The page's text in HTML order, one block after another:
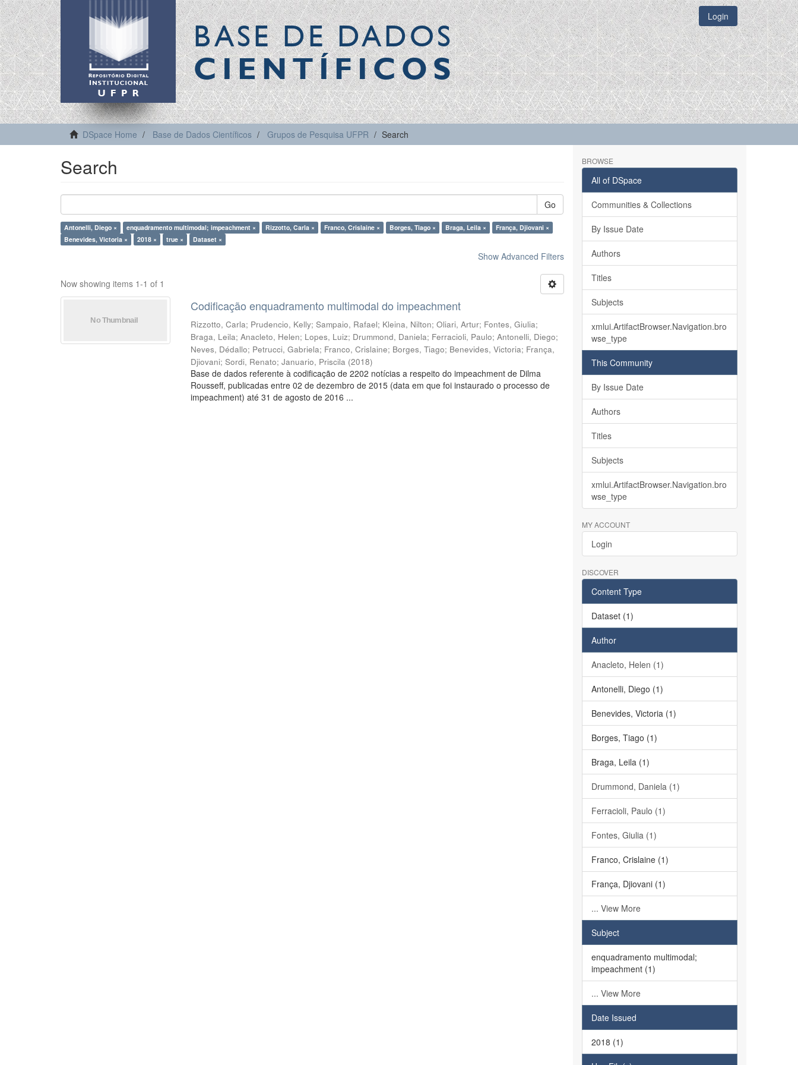
BASE DE DADOS
CIENTÍFICOS
Login
DSpace Home Base de Dados Científicos Grupos de Pesquisa UFPR Search
Search
Go
Antonelli, Diego × enquadramento multimodal; impeachment × Rizzotto, Carla × Franco, Crislaine × Borges, Tiago × Braga, Leila ×
França, Djiovani ×
Benevides, Victoria ×
2018 × true × Dataset ×
Show Advanced Filters
Now showing items 1-1 of 1
Codificação enquadramento multimodal do impeachment
Rizzotto, Carla; Prudencio, Kelly;Sampaio, Rafael; Kleina, Nilton;Oliari, Artur; Fontes, Giulia;
Braga, Leila;Anacleto, Helen; Lopes, Luiz; Drummond, Daniela; Ferracioli, Paulo;Antonelli, Diego;
Neves, Dédallo; Petrucci, Gabriela; Franco, Crislaine; Borges, Tiago; Benevides, Victoria; França,
Djiovani;Sordi, Renato;Januario, Priscila (2018)
Base de dados referente à codificação de 2202 notícias a respeito do impeachment de Dilma
Rousseff, publicadas entre 02 de dezembro de 2015 (data em que foi instaurado o processo de
impeachment) até 31 de agosto de 2016 ...
BROWSE
All of DSpace
Communities & Collections
By Issue Date
Authors
Titles
Subjects
xmlui.ArtifactBrowser.Navigation.bro
wse_type
This Community
By Issue Date
Authors
Titles
Subjects
xmlui.ArtifactBrowser.Navigation.bro
wse_type
MY ACCOUNT
Login
DISCOVER
Content Type
Dataset (1)
Author
Anacleto, Helen (1)
Antonelli, Diego (1)
Benevides, Victoria (1)
Borges, Tiago (1)
Braga, Leila (1)
Drummond, Daniela (1)
Ferracioli, Paulo (1)
Fontes, Giulia (1)
Franco, Crislaine (1)
França, Djiovani (1)
... View More
Subject
enquadramento multimodal;
impeachment (1)
... View More
Date Issued
2018 (1)